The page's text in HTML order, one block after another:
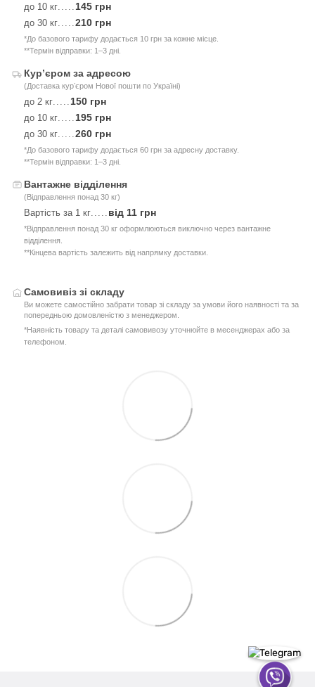
до 10 кг.....145 грн
до 30 кг.....210 грн
*До базового тарифу додається 10 грн за кожне місце.
**Термін відправки: 1–3 дні.
Курʼєром за адресою
(Доставка курʼєром Нової пошти по Україні)
до 2 кг.....150 грн
до 10 кг.....195 грн
до 30 кг.....260 грн
*До базового тарифу додається 60 грн за адресну доставку.
**Термін відправки: 1–3 дні.
Вантажне відділення
(Відправлення понад 30 кг)
Вартість за 1 кг..... від 11 грн
*Відправлення понад 30 кг оформлюються виключно через вантажне
відділення.
**Кінцева вартість залежить від напрямку доставки.
Самовивіз зі складу
Ви можете самостійно забрати товар зі складу за умови його наявності та за
попередньою домовленістю з менеджером.
*Наявність товару та деталі самовивозу уточнюйте в месенджерах або за
телефоном.